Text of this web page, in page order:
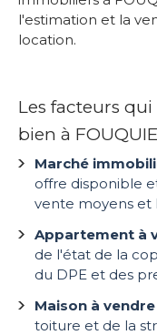
l'estimation et la
location.
Les facteurs
bien à
Marché
offre disponible
vente moyens et
Appartement à
de l'état de la
du DPE et des
Maison à vendre
toiture et de la